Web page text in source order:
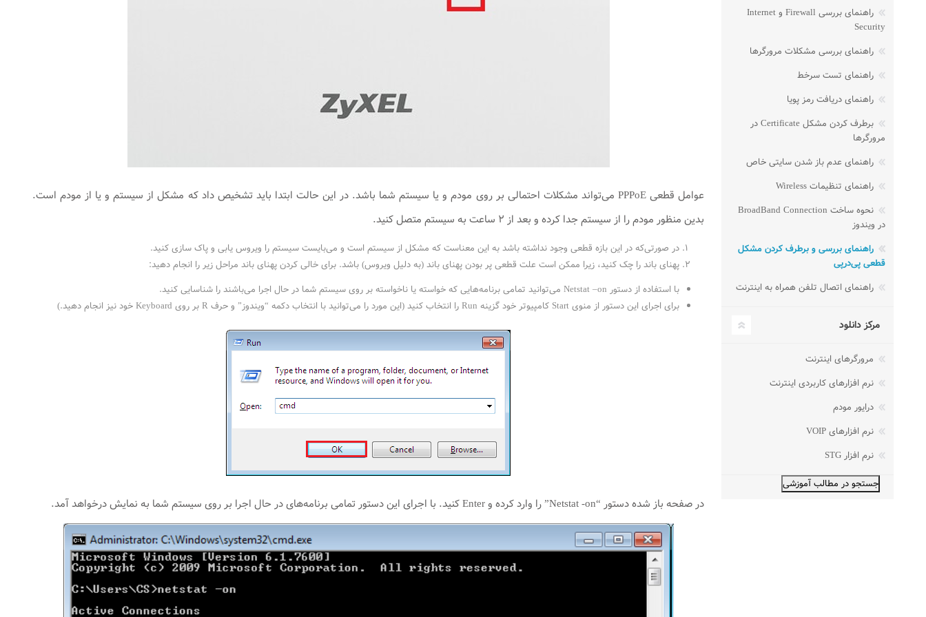
عوامل قطعی PPPoE می‌تواند مشکلات احتمالی بر روی مودم و یا سیستم شما باشد. در این حالت ابتدا باید تشخیص داد که مشکل از سیستم و یا از مودم است.
بدین منظور مودم را از سیستم جدا کرده و بعد از ۲ ساعت به سیستم متصل کنید.
در صورتی‌که در این بازه قطعی وجود نداشته باشد به این معناست که مشکل از سیستم است و می‌بایست سیستم را ویروس یابی و پاک سازی کنید.
پهنای باند را چک کنید، زیرا ممکن است علت قطعی پر بودن پهنای باند (به دلیل ویروس) باشد. برای خالی کردن پهنای باند مراحل زیر را انجام دهید:
با استفاده از دستور Netstat –on می‌توانید تمامی برنامه‌هایی که خواسته یا ناخواسته بر روی سیستم شما در حال اجرا می‌باشند را شناسایی کنید.
برای اجرای این دستور از منوی Start کامپیوتر خود گزینه Run را انتخاب کنید (این مورد را می‌توانید با انتخاب دکمه “ویندوز” و حرف R بر روی Keyboard خود نیز انجام دهید.)
در صفحه باز شده دستور “Netstat -on” را وارد کرده و Enter کنید. با اجرای این دستور تمامی برنامه‌های در حال اجرا بر روی سیستم شما به نمایش درخواهد آمد.
راهنمای بررسی Firewall و Internet
Security
راهنمای بررسی مشکلات مرورگرها
راهنمای تست سرخط
راهنمای دریافت رمز پویا
برطرف کردن مشکل Certificate در
مرورگرها
راهنمای عدم باز شدن سایتی خاص
راهنمای تنظیمات Wireless
نحوه ساخت BroadBand Connection
در ویندوز
راهنمای بررسی و برطرف کردن مشکل
قطعی پی‌در‌پی
راهنمای اتصال تلفن همراه به اینترنت
مرکز دانلود
مرورگرهای اینترنت
نرم افزارهای کاربردی اینترنت
درایور مودم
نرم افزارهای VOIP
نرم افزار STG